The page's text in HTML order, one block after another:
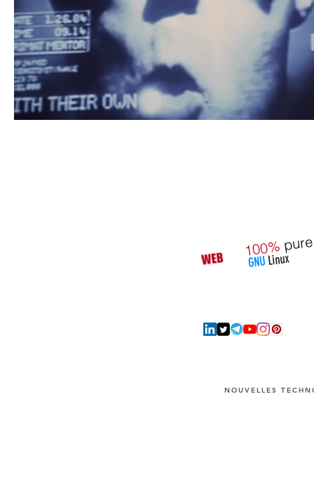
Gaming Vintage Migration Windows
Enseignement Cours et Formations Témoignages
GNULinux
100%pure
NOUVELLES